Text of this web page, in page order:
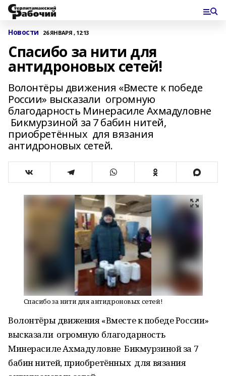
Новости 26 ЯНВАРЯ , 12:13
Спасибо за нити для
антидроновых сетей!
Волонтёры движения «Вместе к победе
России» высказали огромную
благодарность Минерасиле Ахмадуловне
Бикмурзиной за 7 бабин нитей,
приобретённых для вязания
антидроновых сетей.
Спасибо за нити для антидроновых сетей!
Волонтёры движения «Вместе к победе России»
высказали огромную благодарность
Минерасиле Ахмадуловне Бикмурзиной за 7
бабин нитей, приобретённых для вязания